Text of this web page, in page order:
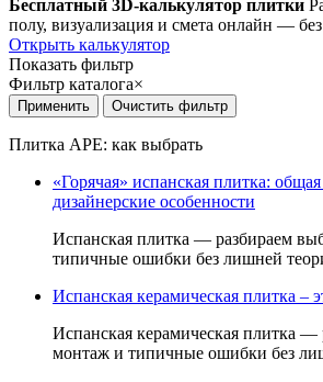
Бесплатный 3D-калькулятор плитки
полу, визуализация и смета онлайн —
Открыть калькулятор
Показать фильтр
Фильтр каталога×
Плитка APE: как выбрать
«Горячая» испанская плитка:
дизайнерские особенности
Испанская плитка — разбираем
типичные ошибки без лишней
Испанская керамическая плитка –
Испанская керамическая плитка —
монтаж и типичные ошибки без